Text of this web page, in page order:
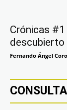
Crónicas
descubierto
Fernando Ángel